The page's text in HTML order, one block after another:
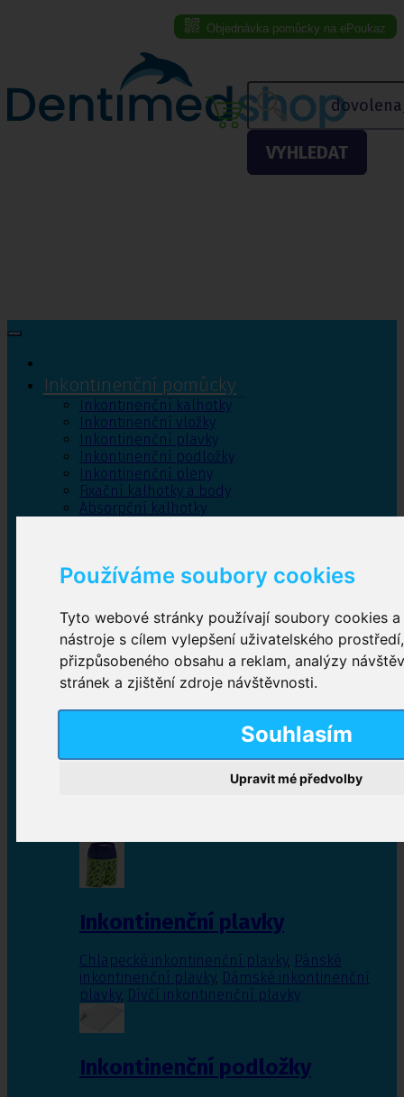
Používáme soubory cookies
Tyto webové stránky používají soubory cookies
nástroje s cílem vylepšení uživatelského
přizpůsobeného obsahu a reklam, analýzy
stránek a zjištění zdroje návštěvnosti.
Souhlasím
Upravit mé předvolby
Objednávka pomůcky na ePoukaz
VYHLEDAT
Inkontinenční pomůcky
Inkontinenční kalhotky
Inkontinenční vložky
Inkontinenční plavky
Inkontinenční podložky
Inkontinenční pleny
Fixační kalhotky a body
Absorpční kalhotky
Inkontinenční kalhotky
Plenkové kalhotky navlékací,Plenkové kalhotky
zalepovací,Inkontinenční kalhotky dámské
Inkontinenční vložky
Inkontinenční plavky
Chlapecké inkontinenční plavky, Pánské
inkontinenční plavky, Dámské inkontinenční
plavky, Dívčí inkontinenční plavky
Inkontinenční podložky